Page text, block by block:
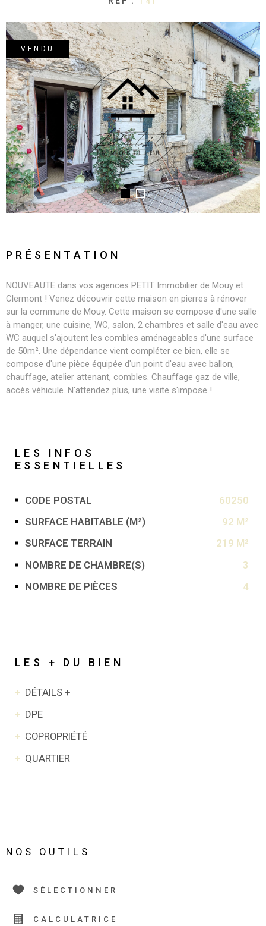
VENDU
PRÉSENTATION
NOUVEAUTE dans vos agences PETIT Immobilier de Mouy et
Clermont ! Venez découvrir cette maison en pierres à rénover
sur la commune de Mouy. Cette maison se compose d'une salle
à manger, une cuisine, WC, salon, 2 chambres et salle d'eau avec
WC auquel s'ajoutent les combles aménageables d'une surface
de 50m². Une dépendance vient compléter ce bien, elle se
compose d'une pièce équipée d'un point d'eau avec ballon,
chauffage, atelier attenant, combles. Chauffage gaz de ville,
accès véhicule. N'attendez plus, une visite s'impose !
LES INFOS
ESSENTIELLES
Caractérisque Valeurs
CODE POSTAL
60250
SURFACE HABITABLE (M²)
92 M²
SURFACE TERRAIN
219 M²
NOMBRE DE CHAMBRE(S)
3
NOMBRE DE PIÈCES
4
LES + DU BIEN
DÉTAILS +
DPE
COPROPRIÉTÉ
QUARTIER
NOS OUTILS
SÉLECTIONNER
CALCULATRICE